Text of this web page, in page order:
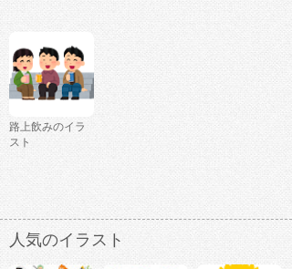
路上飲みのイラ
スト
人気のイラスト